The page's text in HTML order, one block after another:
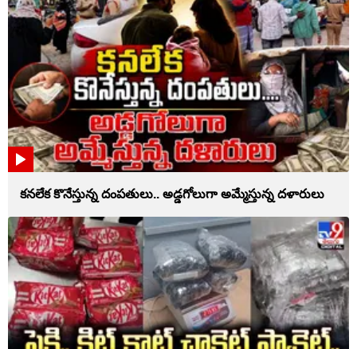
కనలేక కొనేస్తున్న దంపతులు.. అడ్డగోలుగా అమ్మేస్తున్న దళారులు